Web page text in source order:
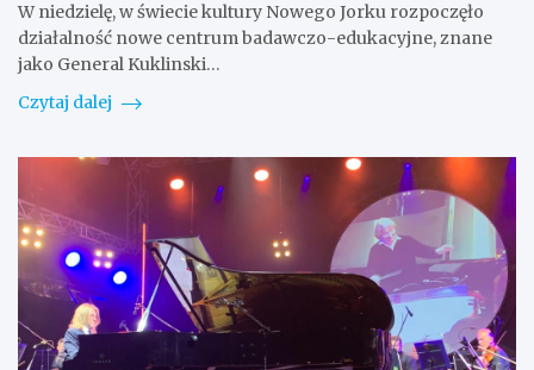
W niedzielę, w świecie kultury Nowego Jorku rozpoczęło
działalność nowe centrum badawczo-edukacyjne, znane
jako General Kuklinski…
Czytaj dalej